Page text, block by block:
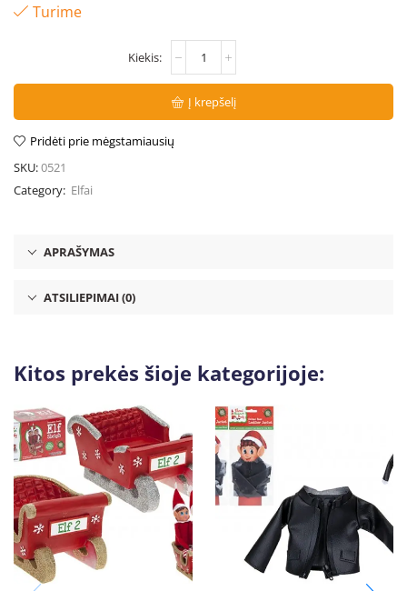
Turime
Į krepšelį
Pridėti prie mėgstamiausių
SKU:0521
Category: Elfai
APRAŠYMAS
ATSILIEPIMAI (0)
Kitos prekės šioje kategorijoje: